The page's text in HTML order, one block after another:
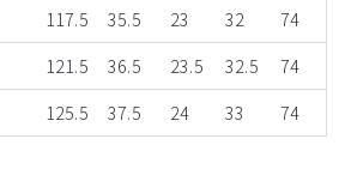
117.5 35.5 23 32
74
121.5 36.5 23.5 32.5
74
125.5 37.5 24 33 74